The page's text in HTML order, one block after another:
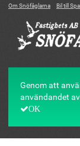
Om Snöfåglarna Bil till
Genom att
användandet
OK